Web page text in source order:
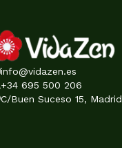
info@vidazen.es
+34 695 500 206
C/Buen Suceso 15, Madrid